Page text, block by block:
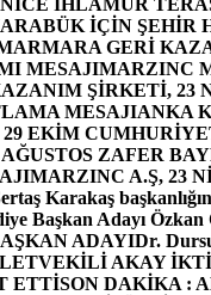
IHLAMUR
İÇİN ŞEHİR
GERİ
MESAJIMARZINC
ŞİRKETİ, 23
MESAJIANKA
29 EKİM
AĞUSTOS ZAFER
MARZINC A.Ş, 23
Karakaş
Başkan Adayı
ADAYIDr.
AKAY
ETTİSON DAKİKA :